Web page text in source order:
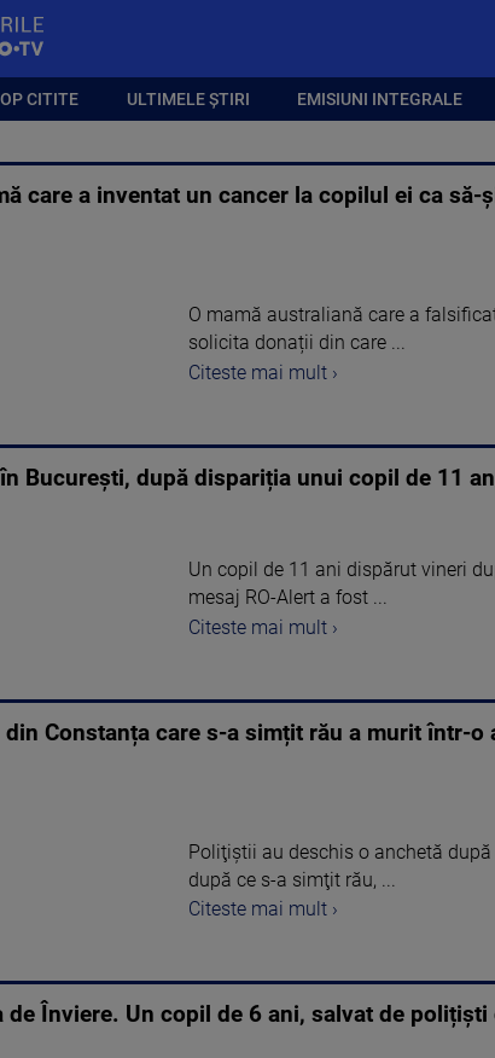
CITITE ULTIMELE ȘTIRI EMISIUNI INTEGRALE
care a inventat un cancer la copilul ei ca
O mamă australiană care a
solicita donații din care ...
Citeste mai mult ›
București, după dispariția unui copil de 11
Un copil de 11 ani dispărut vineri
mesaj RO-Alert a fost ...
Citeste mai mult ›
Constanța care s-a simțit rău a murit într-
Poliţiştii au deschis o anchetă
după ce s-a simţit rău, ...
Citeste mai mult ›
de Înviere. Un copil de 6 ani, salvat de